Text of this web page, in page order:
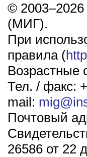
©
(МИГ).
При
правила (
Возрастные
Тел. / факс:
mail:
Почтовый
26586 от 22